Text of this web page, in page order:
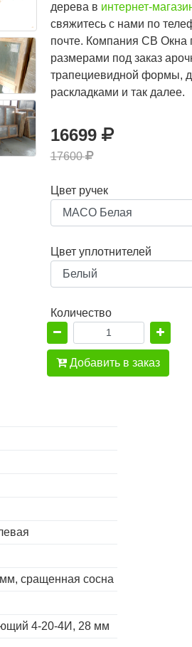
дерева в интернет-
свяжитесь с нами по
почте. Компания СВ Окна
размерами под заказ
трапециевидной формы,
раскладками и так далее.
16699
17600
Цвет ручек
Цвет уплотнителей
Количество
Добавить в заказ
сращенная сосна
4-20-4И, 28 мм